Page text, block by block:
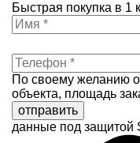
Быстрая покупка в 1
По своему желанию
объекта, площадь
отправить
данные под защитой